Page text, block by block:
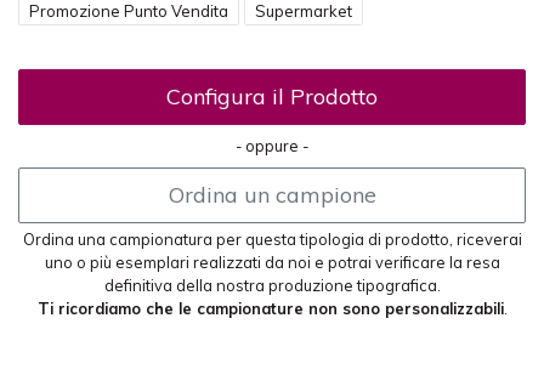
Promozione Punto Vendita Supermarket
Configura il Prodotto
- oppure -
Ordina un campione
Ordina una campionatura per questa tipologia di prodotto, riceverai
uno o più esemplari realizzati da noi e potrai verificare la resa
definitiva della nostra produzione tipografica.
Ti ricordiamo che le campionature non sono personalizzabili.